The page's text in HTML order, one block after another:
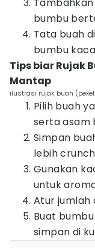
bumbu
Tata buah
bumbu
Tips biar Rujak
Mantap
ilustrasi rujak buah
Pilih buah
serta asam
Simpan
lebih
Gunakan
untuk
Atur jumlah
Buat
simpan di